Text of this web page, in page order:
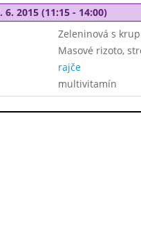
6. 2015 (11:15 - 14:00)
Zeleninová s
Masové rizoto,
rajče
multivitamín